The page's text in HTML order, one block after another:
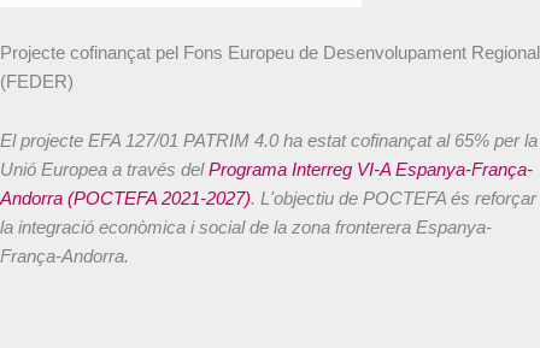
Projecte cofinançat pel Fons Europeu de Desenvolupament Regional
(FEDER)
El projecte EFA 127/01 PATRIM 4.0 ha estat cofinançat al 65% per la
Unió Europea a través delPrograma Interreg VI-A Espanya-França-
Andorra (POCTEFA 2021-2027). L'objectiu de POCTEFA és reforçar
la integració econòmica i social de la zona fronterera Espanya-
França-Andorra.